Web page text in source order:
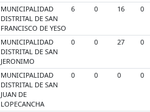
MUNICIPALIDAD
DISTRITAL DE SAN
FRANCISCO DE YESO
6 0 16 0
MUNICIPALIDAD
DISTRITAL DE SAN
JERONIMO
0 0 27 0
MUNICIPALIDAD
DISTRITAL DE SAN
JUAN DE
LOPECANCHA
0 0 0 0